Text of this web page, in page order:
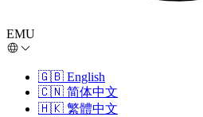
EMU
🇬🇧 English
🇨🇳 简体中文
🇭🇰 繁體中文